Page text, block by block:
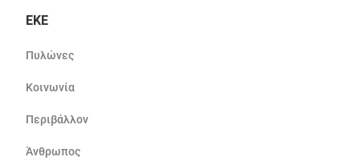
ΕΚΕ
Πυλώνες
Κοινωνία
Περιβάλλον
Άνθρωπος